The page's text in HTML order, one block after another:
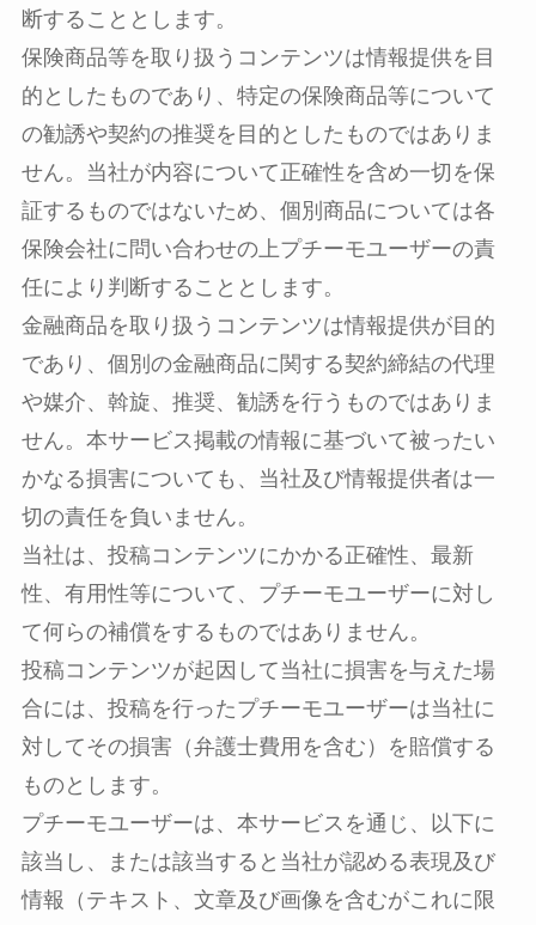
断することとします。
保険商品等を取り扱うコンテンツは情報提供を目
的としたものであり、特定の保険商品等について
の勧誘や契約の推奨を目的としたものではありま
せん。当社が内容について正確性を含め一切を保
証するものではないため、個別商品については各
保険会社に問い合わせの上プチーモユーザーの責
任により判断することとします。
金融商品を取り扱うコンテンツは情報提供が目的
であり、個別の金融商品に関する契約締結の代理
や媒介、斡旋、推奨、勧誘を行うものではありま
せん。本サービス掲載の情報に基づいて被ったい
かなる損害についても、当社及び情報提供者は一
切の責任を負いません。
当社は、投稿コンテンツにかかる正確性、最新
性、有用性等について、プチーモユーザーに対し
て何らの補償をするものではありません。
投稿コンテンツが起因して当社に損害を与えた場
合には、投稿を行ったプチーモユーザーは当社に
対してその損害（弁護士費用を含む）を賠償する
ものとします。
プチーモユーザーは、本サービスを通じ、以下に
該当し、または該当すると当社が認める表現及び
情報（テキスト、文章及び画像を含むがこれに限